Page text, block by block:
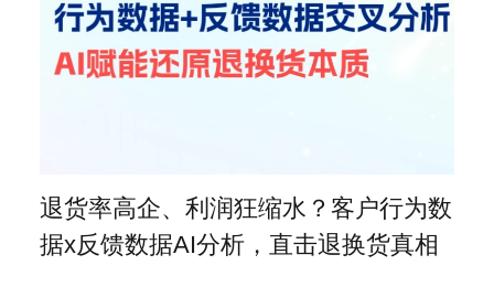
退货率高企、利润狂缩水？客户行为数
据x反馈数据AI分析，直击退换货真相